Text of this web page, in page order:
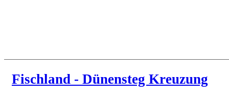
Fischland - Dünensteg Kreuzung